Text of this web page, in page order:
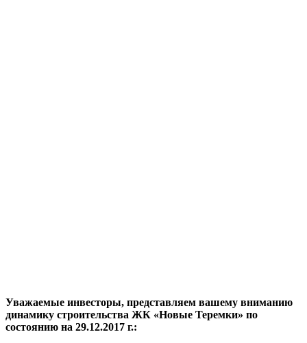
Уважаемые инвесторы, представляем вашему вниманию
динамику строительства ЖК «Новые Теремки» по
состоянию на 29.12.2017 г.: